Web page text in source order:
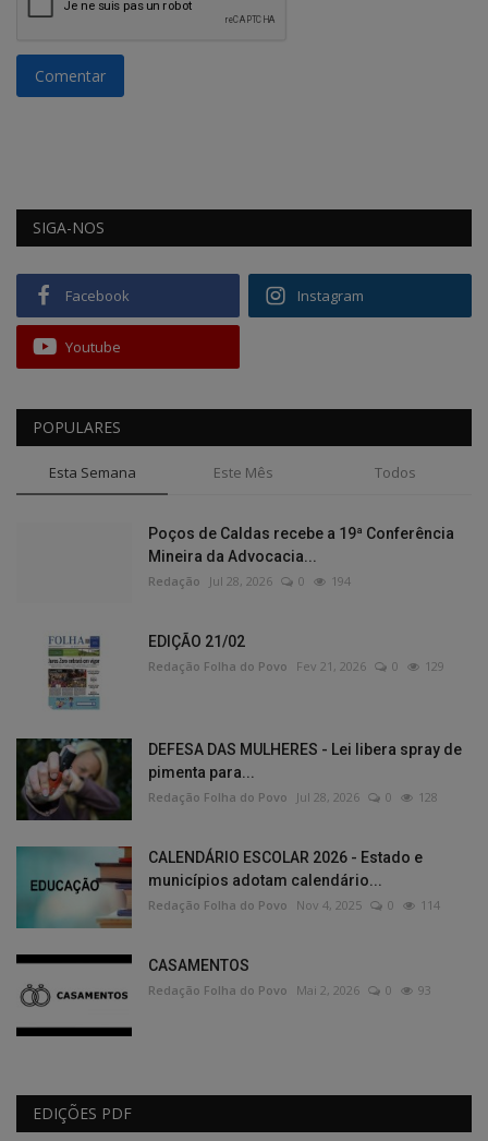
Comentar
SIGA-NOS
Facebook Instagram
Youtube
POPULARES
Esta Semana Este Mês Todos
Poços de Caldas recebe a 19ª Conferência
Mineira da Advocacia...
Redação Jul 28, 2026 0 194
EDIÇÃO 21/02
Redação Folha do Povo Fev 21, 2026 0 129
DEFESA DAS MULHERES - Lei libera spray de
pimenta para...
Redação Folha do Povo Jul 28, 2026 0 128
CALENDÁRIO ESCOLAR 2026 - Estado e
municípios adotam calendário...
Redação Folha do Povo Nov 4, 2025 0 114
CASAMENTOS
Redação Folha do Povo Mai 2, 2026 0 93
EDIÇÕES PDF